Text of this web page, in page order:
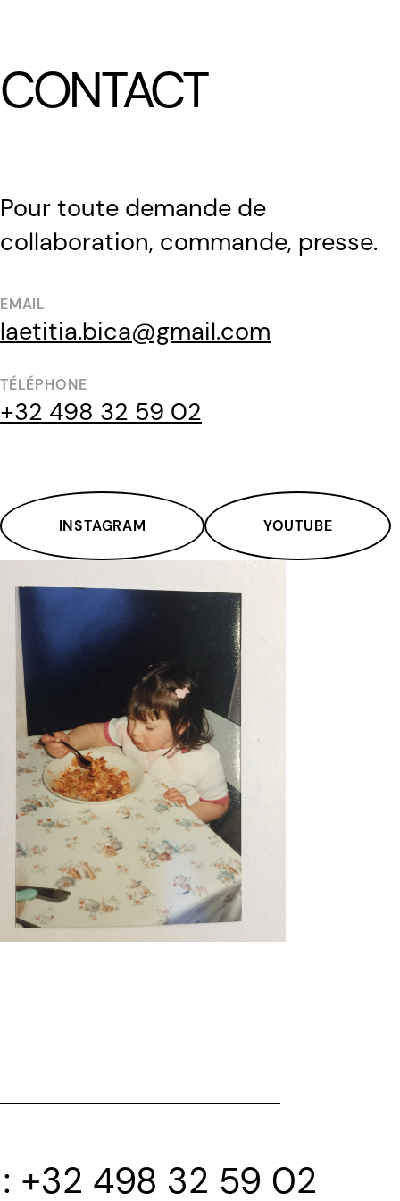
CONTACT
Pour toute demande de
collaboration, commande, presse.
EMAIL
laetitia.bica@gmail.com
TÉLÉPHONE
+32 498 32 59 02
INSTAGRAM YOUTUBE
+32 498 32 59 02